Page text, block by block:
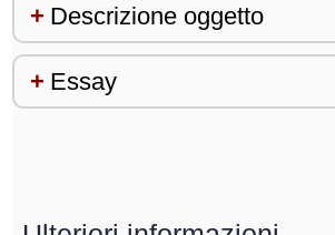
Descrizione oggetto
Essay